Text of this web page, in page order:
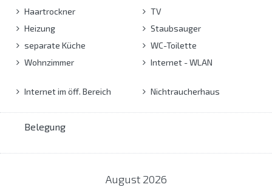
Haartrockner
Heizung
separate Küche
Wohnzimmer
TV
Staubsauger
WC-Toilette
Internet - WLAN
Internet im öff. Bereich Nichtraucherhaus
Belegung
August 2026